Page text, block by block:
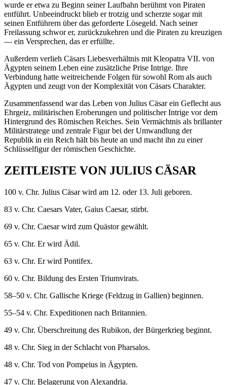
wurde er etwa zu Beginn seiner Laufbahn berühmt von Piraten
entführt. Unbeeindruckt blieb er trotzig und scherzte sogar mit
seinen Entführern über das geforderte Lösegeld. Nach seiner
Freilassung schwor er, zurückzukehren und die Piraten zu kreuzigen
— ein Versprechen, das er erfüllte.
Außerdem verlieh Cäsars Liebesverhältnis mit Kleopatra VII. von
Ägypten seinem Leben eine zusätzliche Prise Intrige. Ihre
Verbindung hatte weitreichende Folgen für sowohl Rom als auch
Ägypten und zeugt von der Komplexität von Cäsars Charakter.
Zusammenfassend war das Leben von Julius Cäsar ein Geflecht aus
Ehrgeiz, militärischen Eroberungen und politischer Intrige vor dem
Hintergrund des Römischen Reiches. Sein Vermächtnis als brillanter
Militärstratege und zentrale Figur bei der Umwandlung der
Republik in ein Reich hält bis heute an und macht ihn zu einer
Schlüsselfigur der römischen Geschichte.
ZEITLEISTE VON JULIUS CÄSAR
100 v. Chr. Julius Cäsar wird am 12. oder 13. Juli geboren.
83 v. Chr. Caesars Vater, Gaius Caesar, stirbt.
69 v. Chr. Caesar wird zum Quästor gewählt.
65 v. Chr. Er wird Ädil.
63 v. Chr. Er wird Pontifex.
60 v. Chr. Bildung des Ersten Triumvirats.
58–50 v. Chr. Gallische Kriege (Feldzug in Gallien) beginnen.
55–54 v. Chr. Expeditionen nach Britannien.
49 v. Chr. Überschreitung des Rubikon, der Bürgerkrieg beginnt.
48 v. Chr. Sieg in der Schlacht von Pharsalos.
48 v. Chr. Tod von Pompeius in Ägypten.
47 v. Chr. Belagerung von Alexandria.